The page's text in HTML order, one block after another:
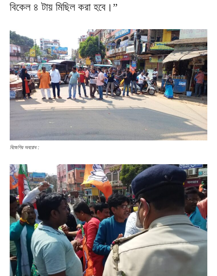
বিকেল ৪ টায় মিছিল করা হবে।”
বিজেপির অবরোধ :